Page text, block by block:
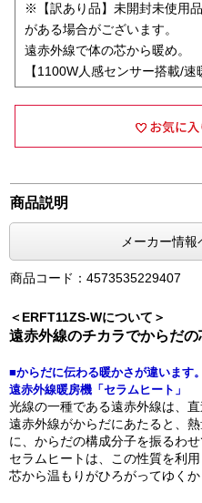
※【訳あり品】未開封未使用
がある場合がございます。
遠赤外線で体の芯から暖め。
【1100W人感センサー搭載/速
商品説明
メーカー情
商品コード：4573535229407
＜ERFT11ZS-Wについて＞
遠赤外線のチカラでからだの
■からだに伝わる暖かさが違います。
遠赤外線暖房機「セラムヒート」
光線の一種である遠赤外線は、
遠赤外線がからだにあたると、
に、からだの構成分子を振るわせ
セラムヒートは、この性質を利
芯から温もりがひろがってゆくか